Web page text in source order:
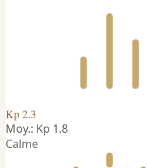
Kp 2.3
Moy.: Kp 1.8
Calme